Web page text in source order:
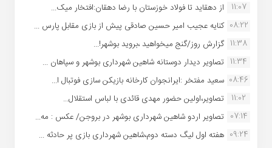
11:07
از دهقاید تا فولاد خوزستان با رضا دهقان:افتخار میک...
08:22 کنایه عجیب امیر حسین صادقی پیش از بازی مقابل پارس ...
11:38 گزارش روز/گنج میخواهید ،بروید بوشهر!...
11:34 تصاویر دیدار دوستانه شاهین شهردارى بوشهر و سپاهان ...
08:46 سعید مفتخر :ایرانجوان کارخانه بازیکن سازی فوتبال ا...
11:02
تصاویر،اولین حضور مهدی قائدی با لباس استقلال...
07:14 تصاویر اردو شاهین شهرداری بوشهر در بروجن/ عکس : مه...
09:24 هفته اول لیگ دسته دوم،شاهین شهرداری بازی پر حادثه ...